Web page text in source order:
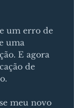
um erro de
uma
E agora
de
meu novo